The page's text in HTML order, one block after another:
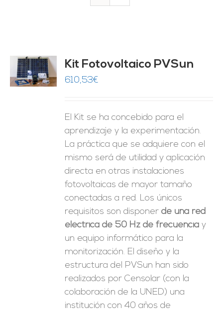
Kit Fotovoltaico PVSun
610,53€
El Kit se ha concebido para el
aprendizaje y la experimentación.
La práctica que se adquiere con el
mismo será de utilidad y aplicación
directa en otras instalaciones
fotovoltaicas de mayor tamaño
conectadas a red. Los únicos
requisitos son disponerde una red
eléctrica de 50 Hz de frecuencia y
un equipo informático para la
monitorización. El diseño y la
estructura del PVSun han sido
realizados por Censolar (con la
colaboración de la UNED) una
institución con 40 años de